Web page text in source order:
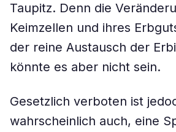
Taupitz. Denn die
Keimzellen und ihres
der reine Austausch der
könnte es aber nicht sein.
Gesetzlich verboten ist
wahrscheinlich auch, eine